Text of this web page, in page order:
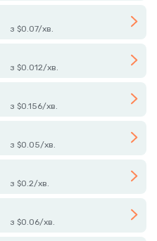
з $0.07/хв.
з $0.012/хв.
з $0.156/хв.
з $0.05/хв.
з $0.2/хв.
з $0.06/хв.